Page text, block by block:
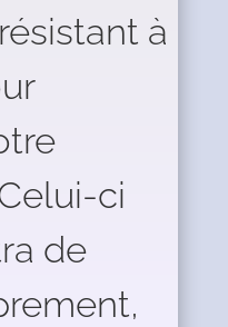
à
ci
de